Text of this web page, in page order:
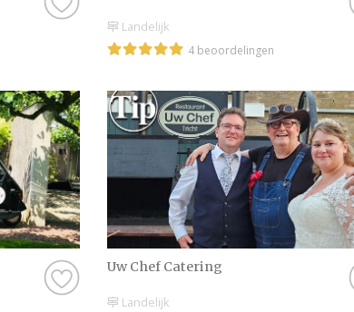
Landelijk
4 beoordelingen
Uw Chef Catering
Landelijk